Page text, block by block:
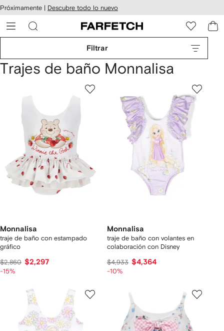
al
Próximamente | Descubre todo lo nuevo
Filtrar
Trajes de baño Monnalisa
Monnalisa
traje de baño con estampado
gráfico
$2,860 $2,297
-15%
Monnalisa
traje de baño con volantes en
colaboración con Disney
$4,933 $4,364
-10%